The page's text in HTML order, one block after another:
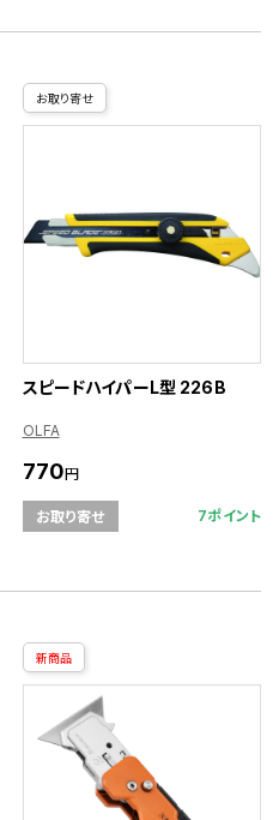
お取り寄せ
スピードハイパーL型 226B
OLFA
770円
お取り寄せ 7ポイント
新商品